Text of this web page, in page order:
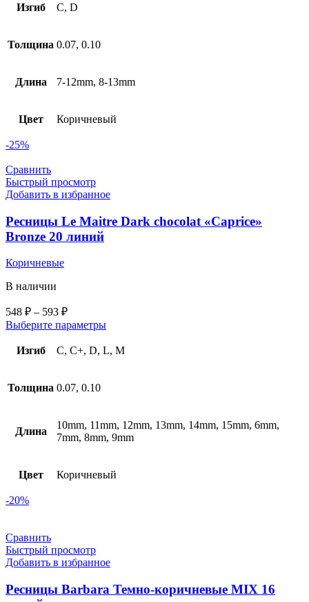
Изгиб C, D
Толщина 0.07, 0.10
Длина 7-12mm, 8-13mm
Цвет Коричневый
-25%
Сравнить
Быстрый просмотр
Добавить в избранное
Ресницы Le Maitre Dark chocolat «Caprice»
Bronze 20 линий
Коричневые
В наличии
548 ₽ – 593 ₽
Выберите параметры
Изгиб C, C+, D, L, M
Толщина 0.07, 0.10
Длина
10mm, 11mm, 12mm, 13mm, 14mm, 15mm, 6mm,
7mm, 8mm, 9mm
Цвет Коричневый
-20%
Сравнить
Быстрый просмотр
Добавить в избранное
Ресницы Barbara Темно-коричневые MIX 16